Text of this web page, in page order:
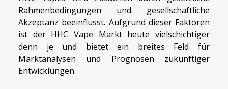
Rahmenbedingungen und gesellschaftliche
Akzeptanz beeinflusst. Aufgrund dieser Faktoren
ist der HHC Vape Markt heute vielschichtiger
denn je und bietet ein breites Feld für
Marktanalysen und Prognosen zukünftiger
Entwicklungen.